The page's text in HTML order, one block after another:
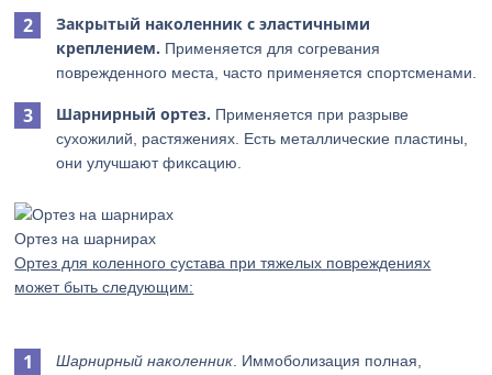
Закрытый наколенник с эластичными
креплением. Применяется для согревания
поврежденного места, часто применяется спортсменами.
Шарнирный ортез. Применяется при разрыве
сухожилий, растяжениях. Есть металлические пластины,
они улучшают фиксацию.
Ортез на шарнирах
Ортез для коленного сустава при тяжелых повреждениях
может быть следующим:
Шарнирный наколенник . Иммоболизация полная,